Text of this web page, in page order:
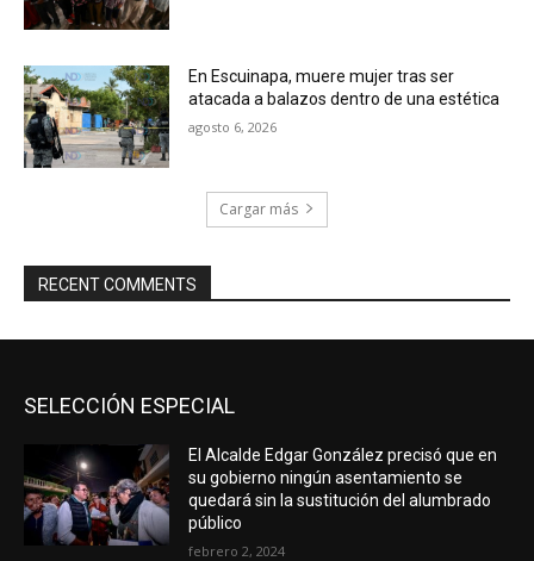
En Escuinapa, muere mujer tras ser
atacada a balazos dentro de una estética
agosto 6, 2026
Cargar más
RECENT COMMENTS
SELECCIÓN ESPECIAL
El Alcalde Edgar González precisó que en
su gobierno ningún asentamiento se
quedará sin la sustitución del alumbrado
público
febrero 2, 2024